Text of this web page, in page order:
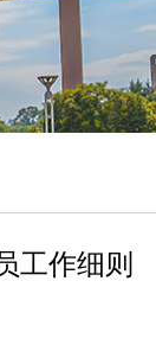
工作细则